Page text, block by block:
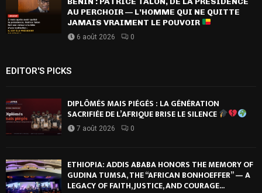
AU PERCHOIR — L’HOMME QUI NE QUITTE
JAMAIS VRAIMENT LE POUVOIR
6 août 2026 0
EDITOR'S PICKS
DIPLÔMÉS MAIS PIÉGÉS : LA GÉNÉRATION
SACRIFIÉE DE L’AFRIQUE BRISE LE SILENCE
7 août 2026 0
ETHIOPIA: ADDIS ABABA HONORS THE MEMORY OF
GUDINA TUMSA, THE “AFRICAN BONHOEFFER” — A
LEGACY OF FAITH, JUSTICE, AND COURAGE...